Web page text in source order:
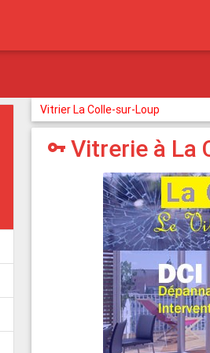
Vitrier La Colle-sur-Loup
 Vitrerie à La